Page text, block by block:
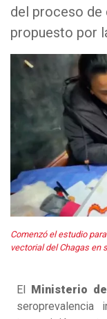
del proceso
propuesto por
Comenzó el estudio
vectorial del Chagas en
El Ministerio
seroprevalencia